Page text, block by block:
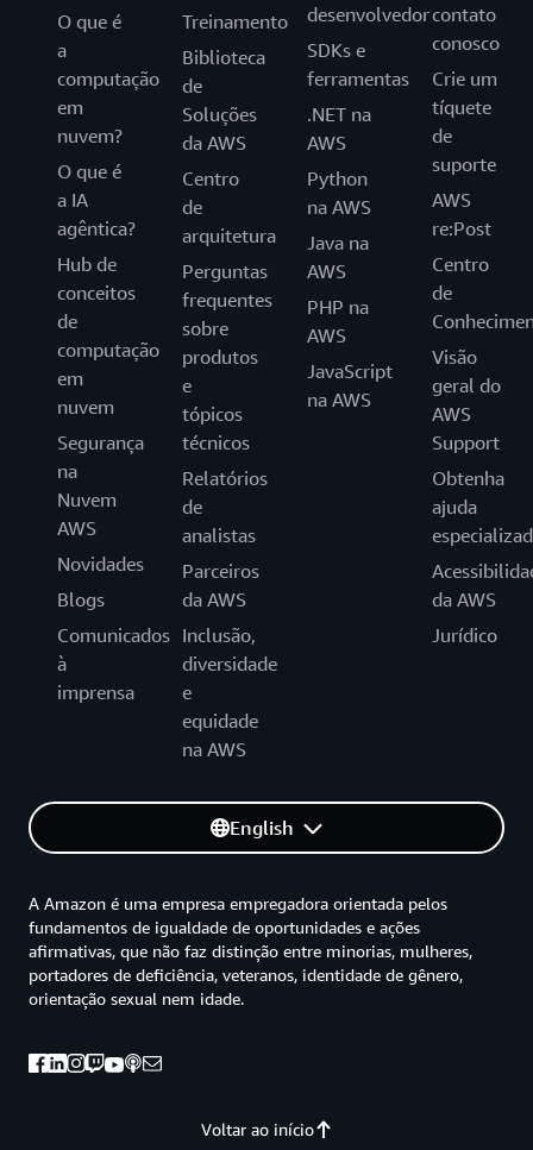
O que é
a
computação
em
nuvem?
O que é
a IA
agêntica?
Hub de
conceitos
de
computação
em
nuvem
Segurança
na
Nuvem
AWS
Novidades
Blogs
Comunicados
à
imprensa
Treinamento
Biblioteca
de
Soluções
da AWS
Centro
de
arquitetura
Perguntas
frequentes
sobre
produtos
e
tópicos
técnicos
Relatórios
de
analistas
Parceiros
da AWS
Inclusão,
diversidade
e
equidade
na AWS
desenvolvedor
SDKs e
ferramentas
.NET na
AWS
Python
na AWS
Java na
AWS
PHP na
AWS
JavaScript
na AWS
contato
conosco
Crie um
tíquete
de
suporte
AWS
re:Post
Centro
de
Visão
geral do
AWS
Support
Obtenha
ajuda
da AWS
Jurídico
English
Voltar ao início
A Amazon é uma empresa empregadora orientada pelos
fundamentos de igualdade de oportunidades e ações
afirmativas, que não faz distinção entre minorias, mulheres,
portadores de deficiência, veteranos, identidade de gênero,
orientação sexual nem idade.